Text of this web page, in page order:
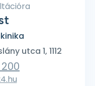
utca 1, 1112